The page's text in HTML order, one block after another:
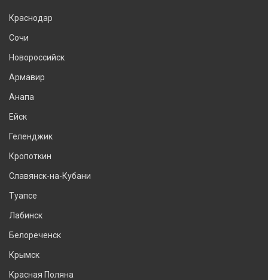
Краснодар
Сочи
Новороссийск
Армавир
Анапа
Ейск
Геленджик
Кропоткин
Славянск-на-Кубани
Туапсе
Лабинск
Белореченск
Крымск
Красная Поляна